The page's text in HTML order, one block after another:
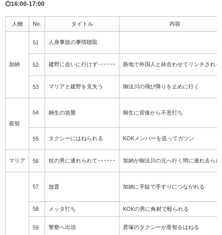
◎16:00-17:00
人物 No. タイトル 内容
加納
51 人身事故の事情聴取
52 建野に会いに行けず･･････ 路地で外国人と鉢合わせてリンチされる
53 マリアと建野を見失う 御法川の飛び降りを止めに行く
亜智
54 桐生の急襲 桐生に背後から不意打ち
55 タクシーにはねられる KOKメンバーを追ってガツン
マリア 56 杖の男に連れられて･･････ 加納が御法川の元へ行く間に連れ去られ
57 放置 加納に手錠で手すりにつながれる
58 メッタ打ち KOKの男に角材で殴られる
59 警察へ出頭 君塚のタクシーが亜智をはねる